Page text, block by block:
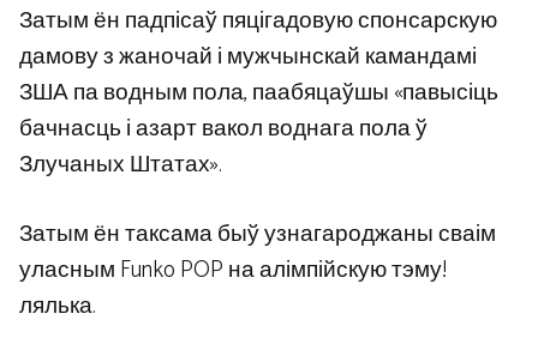
Затым ён падпісаў пяцігадовую спонсарскую
дамову з жаночай і мужчынскай камандамі
ЗША па водным пола, паабяцаўшы «павысіць
бачнасць і азарт вакол воднага пола ў
Злучаных Штатах».
Затым ён таксама быў узнагароджаны сваім
уласным Funko POP на алімпійскую тэму!
лялька.